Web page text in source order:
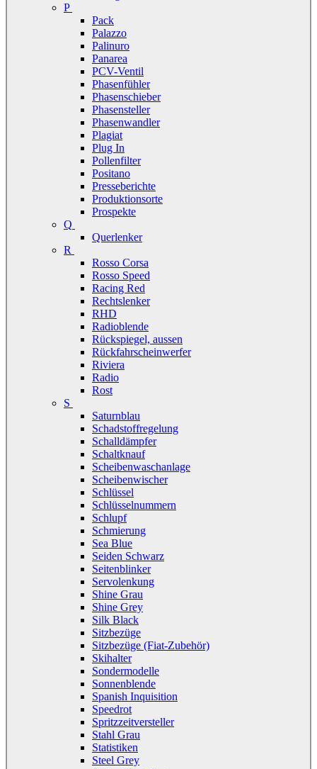
P
Pack
Palazzo
Palinuro
Panarea
PCV-Ventil
Phasenfühler
Phasenschieber
Phasensteller
Phasenwandler
Plagiat
Plug In
Pollenfilter
Positano
Presseberichte
Produktionsorte
Prospekte
Q
Querlenker
R
Rosso Corsa
Rosso Speed
Racing Red
Rechtslenker
RHD
Radioblende
Rückspiegel, aussen
Rückfahrscheinwerfer
Riviera
Radio
Rost
S
Saturnblau
Schadstoffregelung
Schalldämpfer
Schaltknauf
Scheibenwaschanlage
Scheibenwischer
Schlüssel
Schlüsselnummern
Schlupf
Schmierung
Sea Blue
Seiden Schwarz
Seitenblinker
Servolenkung
Shine Grau
Shine Grey
Silk Black
Sitzbezüge
Sitzbezüge (Fiat-Zubehör)
Skihalter
Sondermodelle
Sonnenblende
Spanish Inquisition
Speedrot
Spritzzeitversteller
Stahl Grau
Statistiken
Steel Grey